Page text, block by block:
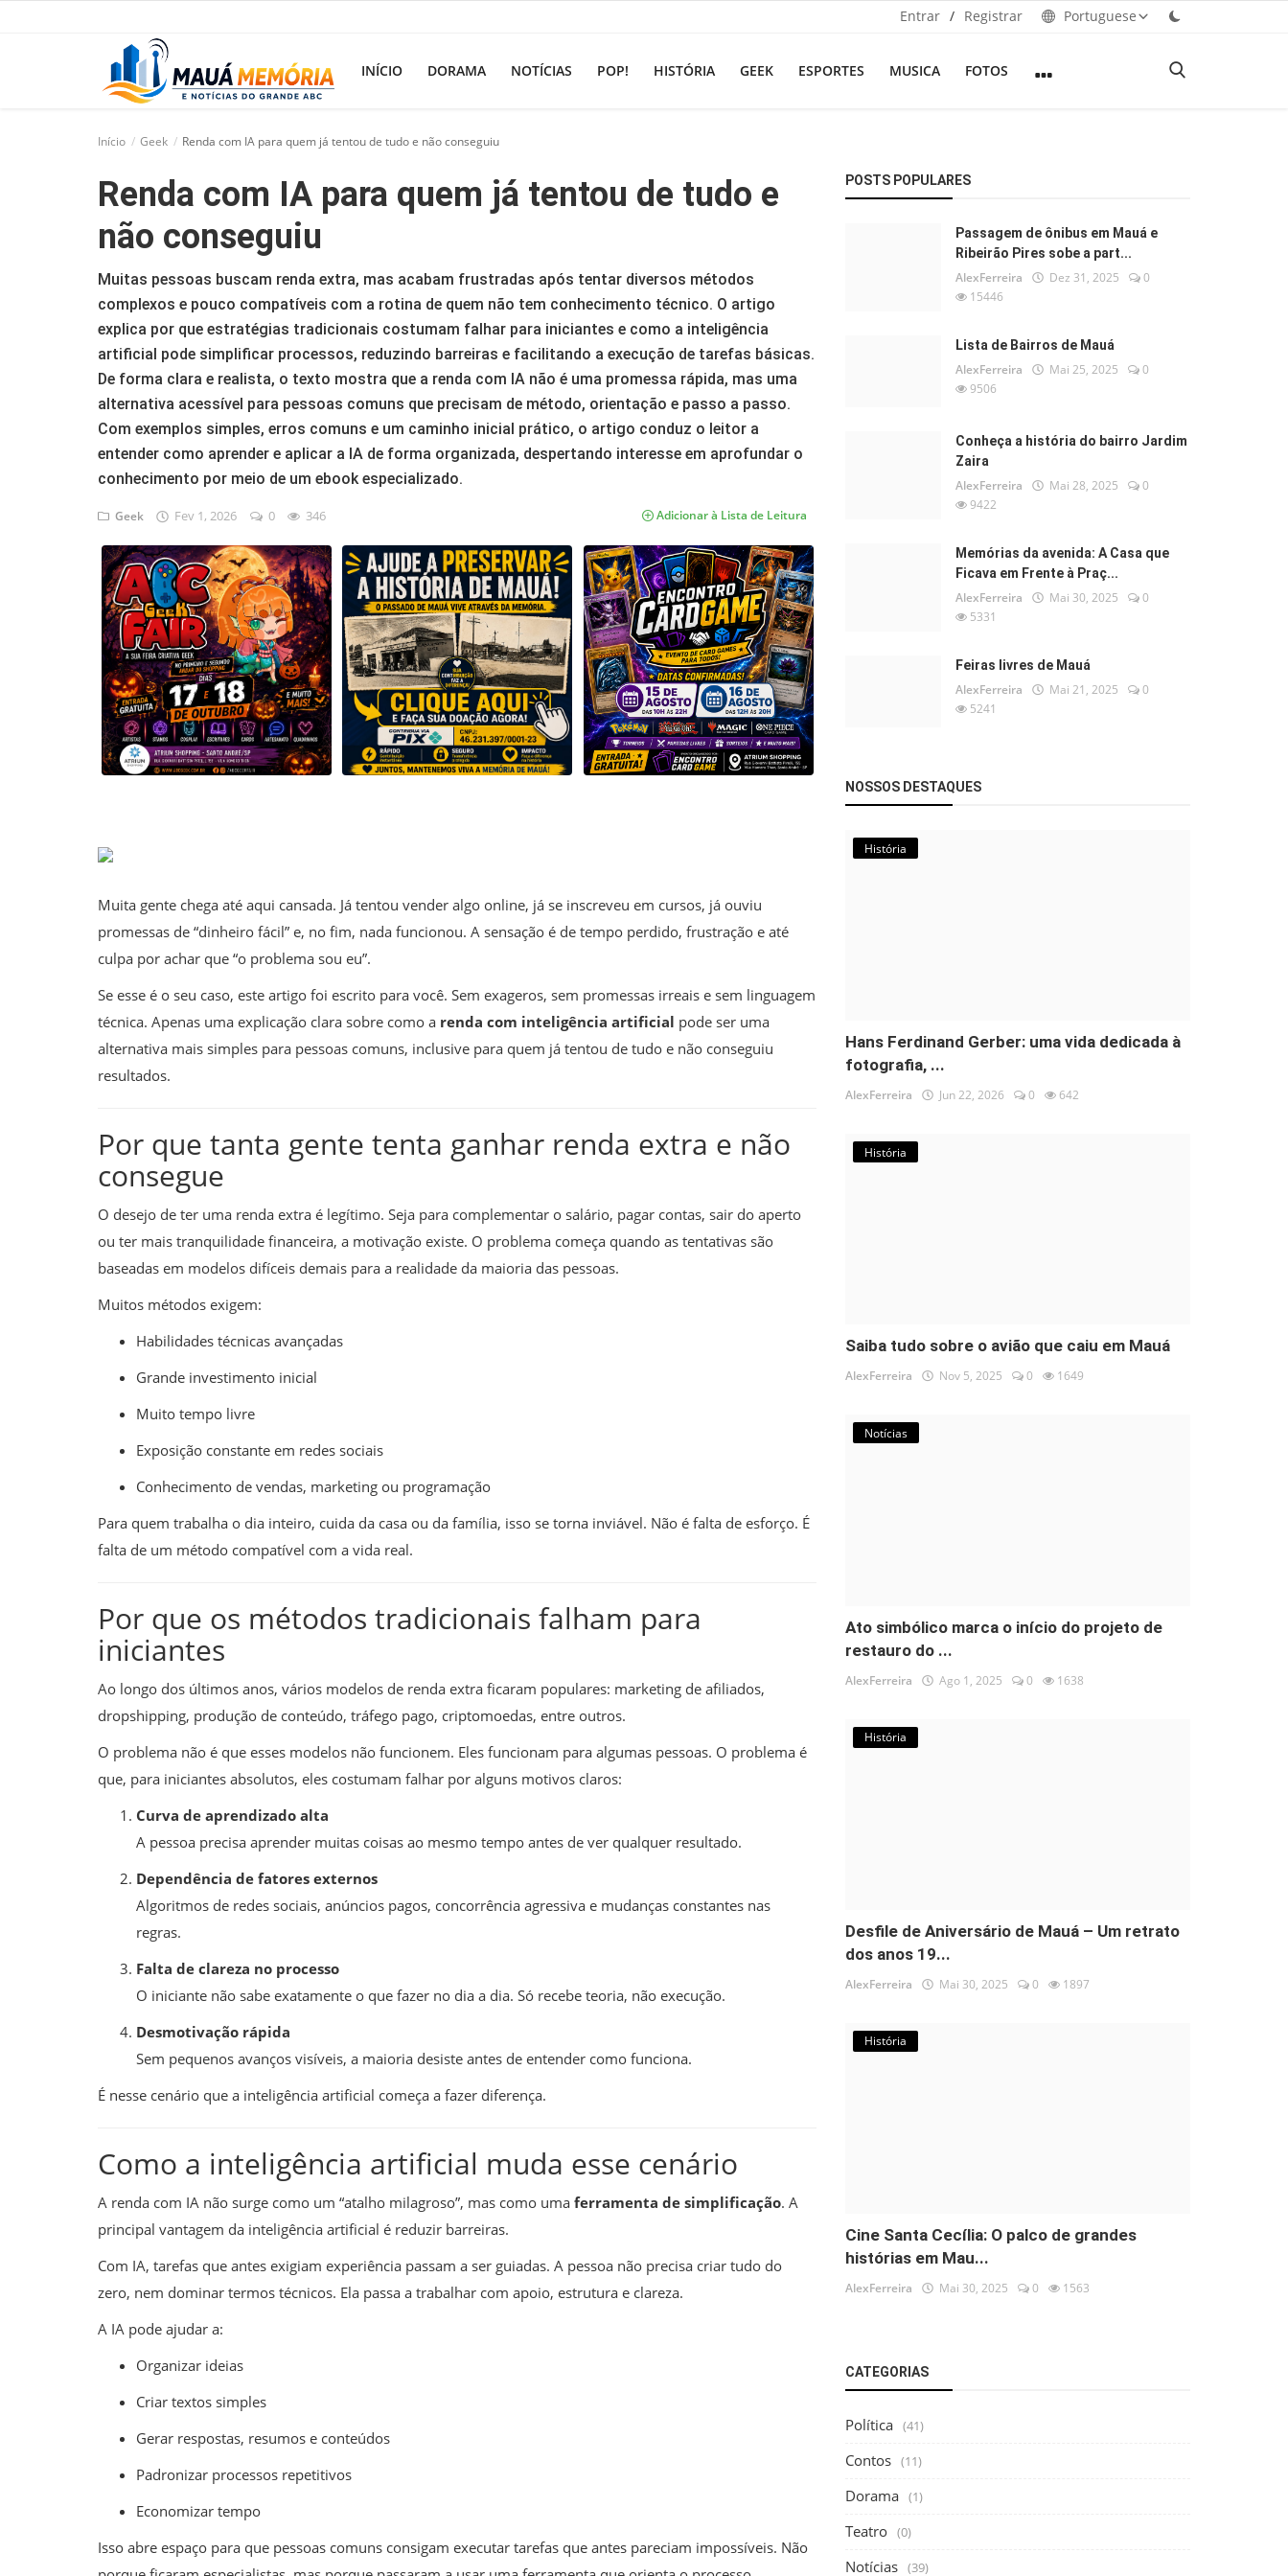
Entrar / Registrar Portuguese
INÍCIO DORAMA NOTÍCIAS POP! HISTÓRIA GEEK ESPORTES MUSICA FOTOS
História da Família
Início Geek Renda com IA para quem já tentou de tudo e não conseguiu
Renda com IA para quem já tentou de tudo e
não conseguiu
Muitas pessoas buscam renda extra, mas acabam frustradas após tentar diversos métodos
complexos e pouco compatíveis com a rotina de quem não tem conhecimento técnico. O artigo
explica por que estratégias tradicionais costumam falhar para iniciantes e como a inteligência
artificial pode simplificar processos, reduzindo barreiras e facilitando a execução de tarefas básicas.
De forma clara e realista, o texto mostra que a renda com IA não é uma promessa rápida, mas uma
alternativa acessível para pessoas comuns que precisam de método, orientação e passo a passo.
Com exemplos simples, erros comuns e um caminho inicial prático, o artigo conduz o leitor a
entender como aprender e aplicar a IA de forma organizada, despertando interesse em aprofundar o
conhecimento por meio de um ebook especializado.
Geek Fev 1, 2026 0 346 Adicionar à Lista de Leitura
Muita gente chega até aqui cansada. Já tentou vender algo online, já se inscreveu em cursos, já ouviu
promessas de “dinheiro fácil” e, no fim, nada funcionou. A sensação é de tempo perdido, frustração e até
culpa por achar que “o problema sou eu”.
Se esse é o seu caso, este artigo foi escrito para você. Sem exageros, sem promessas irreais e sem linguagem
técnica. Apenas uma explicação clara sobre como a renda com inteligência artificial pode ser uma
alternativa mais simples para pessoas comuns, inclusive para quem já tentou de tudo e não conseguiu
resultados.
Por que tanta gente tenta ganhar renda extra e não
consegue
O desejo de ter uma renda extra é legítimo. Seja para complementar o salário, pagar contas, sair do aperto
ou ter mais tranquilidade financeira, a motivação existe. O problema começa quando as tentativas são
baseadas em modelos difíceis demais para a realidade da maioria das pessoas.
Muitos métodos exigem:
Habilidades técnicas avançadas
Grande investimento inicial
Muito tempo livre
Exposição constante em redes sociais
Conhecimento de vendas, marketing ou programação
Para quem trabalha o dia inteiro, cuida da casa ou da família, isso se torna inviável. Não é falta de esforço. É
falta de um método compatível com a vida real.
Por que os métodos tradicionais falham para
iniciantes
Ao longo dos últimos anos, vários modelos de renda extra ficaram populares: marketing de afiliados,
dropshipping, produção de conteúdo, tráfego pago, criptomoedas, entre outros.
O problema não é que esses modelos não funcionem. Eles funcionam para algumas pessoas. O problema é
que, para iniciantes absolutos, eles costumam falhar por alguns motivos claros:
Curva de aprendizado alta
A pessoa precisa aprender muitas coisas ao mesmo tempo antes de ver qualquer resultado.
Dependência de fatores externos
Algoritmos de redes sociais, anúncios pagos, concorrência agressiva e mudanças constantes nas
regras.
Falta de clareza no processo
O iniciante não sabe exatamente o que fazer no dia a dia. Só recebe teoria, não execução.
Desmotivação rápida
Sem pequenos avanços visíveis, a maioria desiste antes de entender como funciona.
É nesse cenário que a inteligência artificial começa a fazer diferença.
Como a inteligência artificial muda esse cenário
A renda com IA não surge como um “atalho milagroso”, mas como uma ferramenta de simplificação. A
principal vantagem da inteligência artificial é reduzir barreiras.
Com IA, tarefas que antes exigiam experiência passam a ser guiadas. A pessoa não precisa criar tudo do
zero, nem dominar termos técnicos. Ela passa a trabalhar com apoio, estrutura e clareza.
A IA pode ajudar a:
Organizar ideias
Criar textos simples
Gerar respostas, resumos e conteúdos
Padronizar processos repetitivos
Economizar tempo
Isso abre espaço para que pessoas comuns consigam executar tarefas que antes pareciam impossíveis. Não
POSTS POPULARES
Passagem de ônibus em Mauá e
Ribeirão Pires sobe a part...
AlexFerreira Dez 31, 2025
0
15446
Lista de Bairros de Mauá
AlexFerreira Mai 25, 2025
0
9506
Conheça a história do bairro Jardim
Zaira
AlexFerreira Mai 28, 2025
0
9422
Memórias da avenida: A Casa que
Ficava em Frente à Praç...
AlexFerreira Mai 30, 2025
0
5331
Feiras livres de Mauá
AlexFerreira Mai 21, 2025
0
5241
NOSSOS DESTAQUES
História
Hans Ferdinand Gerber: uma vida dedicada à
fotografia, ...
AlexFerreira Jun 22, 2026 0 642
História
Saiba tudo sobre o avião que caiu em Mauá
AlexFerreira Nov 5, 2025 0 1649
Notícias
Ato simbólico marca o início do projeto de
restauro do ...
AlexFerreira Ago 1, 2025 0 1638
História
Desfile de Aniversário de Mauá – Um retrato
dos anos 19...
AlexFerreira Mai 30, 2025 0 1897
História
Cine Santa Cecília: O palco de grandes
histórias em Mau...
AlexFerreira Mai 30, 2025 0 1563
CATEGORIAS
Política (41)
Contos (11)
Dorama (1)
Teatro (0)
Notícias (39)